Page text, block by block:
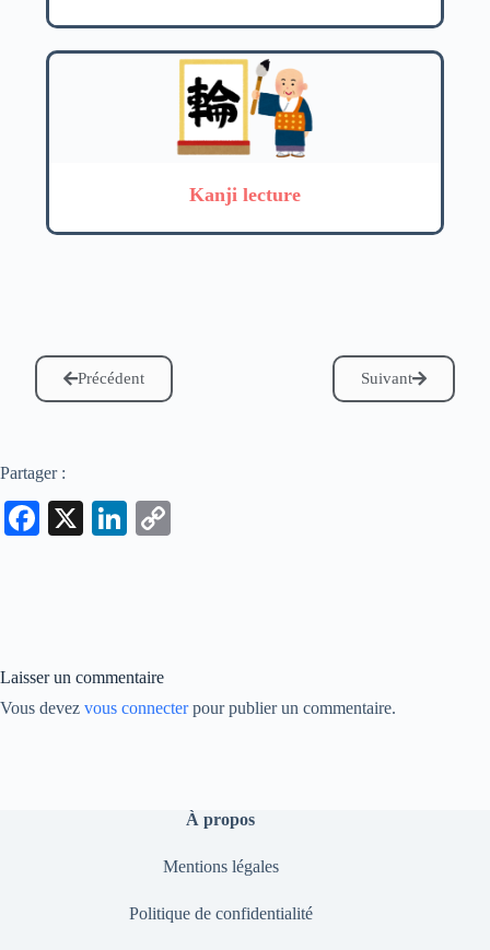
Kanji lecture
Précédent Suivant
Partager :
Fa
X
Li
Laisser un commentaire
Vous devez vous connecterpour publier un commentaire.
À propos
Mentions légales
Politique de confidentialité